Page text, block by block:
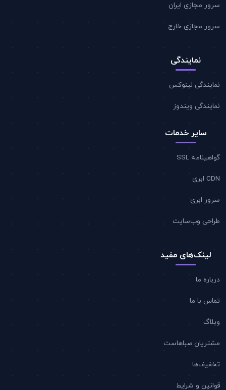
سرور مجازی ایران
سرور مجازی خارج
نمایندگی
نمایندگی لینوکس
نمایندگی ویندوز
سایر خدمات
گواهینامه SSL
CDN ابری
سرور ابری
طراحی وب‌سایت
لینک‌های مفید
درباره ما
تماس با ما
وبلاگ
مشتریان صباهاست
تخفیف‌ها
قوانین و شرایط